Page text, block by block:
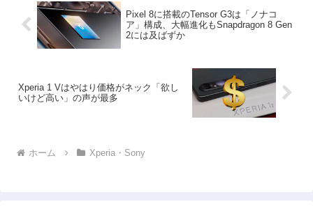
Pixel 8に搭載のTensor G3は「ノナコ
ア」構成、大幅進化もSnapdragon 8 Gen
2には及ばずか
Xperia 1 Vはやはり価格がネック「欲し
いけど高い」の声が最多
ホーム Xperia・Sony